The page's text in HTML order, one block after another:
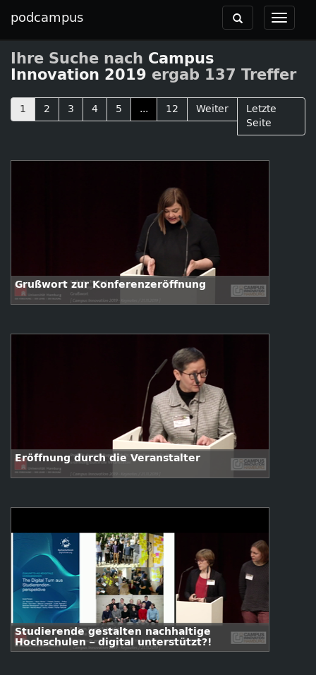
podcampus
Toggle
Toggle
navigation
Ihre Suche nach Campus
Innovation 2019 ergab 137 Treffer
1 2 3 4 5 ... 12 Weiter
Letzte
Seite
Grußwort zur Konferenzeröffnung
Eröffnung durch die Veranstalter
Studierende gestalten nachhaltige
Hochschulen – digital unterstützt?!